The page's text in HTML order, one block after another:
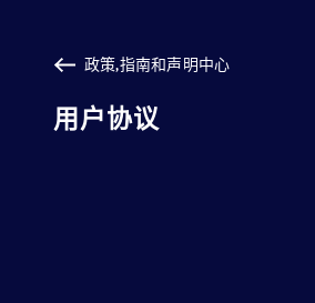
政策,指南和声明中心
用户协议